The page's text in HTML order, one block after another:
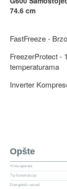
74.6 cm
FastFreeze -
FreezerProtect -
temperaturama
Inverter
Opšte
Vrsta aparata
Tip konstrukcije
Energetski razred